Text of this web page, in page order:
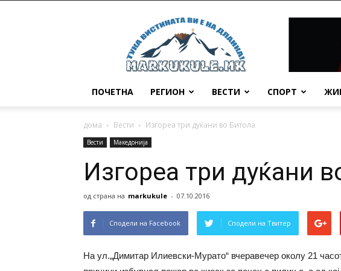
Маркукуле
ПОЧЕТНА РЕГИОН ВЕСТИ СПОРТ
дома Вести Изгореа три дуќани во Битола
Вести Македонија
Изгореа три дуќани
од страна на markukule - 07.10.2016
Сподели на Facebook Сподели на Твитер
На ул.„Димитар Илиевски-Мурато“ вчеравечер околу 21